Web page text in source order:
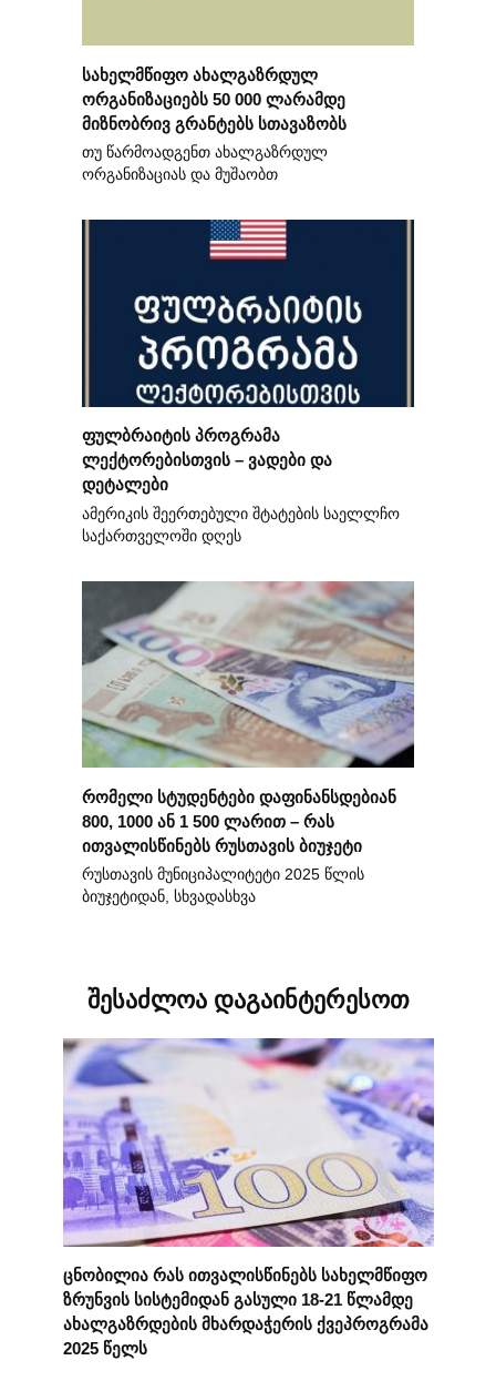
სახელმწიფო ახალგაზრდულ
ორგანიზაციებს 50 000 ლარამდე
მიზნობრივ გრანტებს სთავაზობს
თუ წარმოადგენთ ახალგაზრდულ
ორგანიზაციას და მუშაობთ
ფულბრაიტის პროგრამა
ლექტორებისთვის – ვადები და
დეტალები
ამერიკის შეერთებული შტატების საელლჩო
საქართველოში დღეს
რომელი სტუდენტები დაფინანსდებიან
800, 1000 ან 1 500 ლარით – რას
ითვალისწინებს რუსთავის ბიუჯეტი
რუსთავის მუნიციპალიტეტი 2025 წლის
ბიუჯეტიდან, სხვადასხვა
შესაძლოა დაგაინტერესოთ
ცნობილია რას ითვალისწინებს სახელმწიფო
ზრუნვის სისტემიდან გასული 18-21 წლამდე
ახალგაზრდების მხარდაჭერის ქვეპროგრამა
2025 წელს